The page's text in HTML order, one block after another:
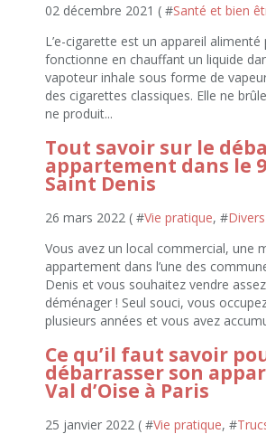
02 décembre 2021 ( #Santé et bien
L’e-cigarette est un appareil
fonctionne en chauffant un liquide
vapoteur inhale sous forme de
des cigarettes classiques. Elle ne
ne produit...
Tout savoir sur le
appartement dans le
Saint Denis
26 mars 2022 ( #Vie pratique, #Divers
Vous avez un local commercial, une
appartement dans l’une des
Denis et vous souhaitez vendre
déménager ! Seul souci, vous
plusieurs années et vous avez
Ce qu’il faut savoir
débarrasser son
Val d’Oise à Paris
25 janvier 2022 ( #Vie pratique, #